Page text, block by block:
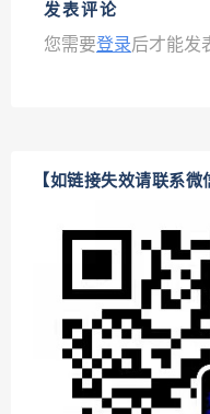
发表评论
您需要登录后才能发
【如链接失效请联系微